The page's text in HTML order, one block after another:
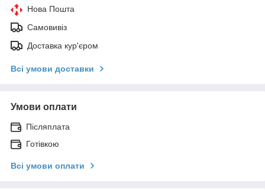
Нова Пошта
Самовивіз
Доставка кур'єром
Всі умови доставки
Умови оплати
Післяплата
Готівкою
Всі умови оплати